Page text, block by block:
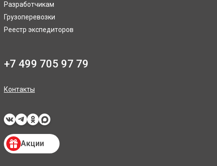
Разработчикам
Грузоперевозки
Реестр экспедиторов
+7 499 705 97 79
Контакты
Акции